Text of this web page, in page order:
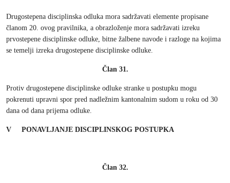
Drugostepena disciplinska odluka mora sadržavati elemente propisane
članom 20. ovog pravilnika, a obrazloženje mora sadržavati izreku
prvostepene disciplinske odluke, bitne žalbene navode i razloge na kojima
se temelji izreka drugostepene disciplinske odluke.
Član 31.
Protiv drugostepene disciplinske odluke stranke u postupku mogu
pokrenuti upravni spor pred nadležnim kantonalnim sudom u roku od 30
dana od dana prijema odluke.
V PONAVLJANJE DISCIPLINSKOG POSTUPKA
Član 32.